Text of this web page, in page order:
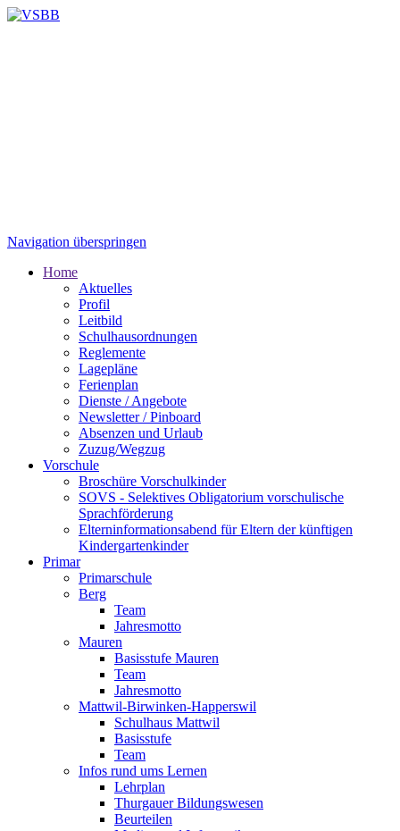
Navigation überspringen
Home
Aktuelles
Profil
Leitbild
Schulhausordnungen
Reglemente
Lagepläne
Ferienplan
Dienste / Angebote
Newsletter / Pinboard
Absenzen und Urlaub
Zuzug/Wegzug
Vorschule
Broschüre Vorschulkinder
SOVS - Selektives Obligatorium vorschulische
Sprachförderung
Elterninformationsabend für Eltern der künftigen
Kindergartenkinder
Primar
Primarschule
Berg
Team
Jahresmotto
Mauren
Basisstufe Mauren
Team
Jahresmotto
Mattwil-Birwinken-Happerswil
Schulhaus Mattwil
Basisstufe
Team
Infos rund ums Lernen
Lehrplan
Thurgauer Bildungswesen
Beurteilen